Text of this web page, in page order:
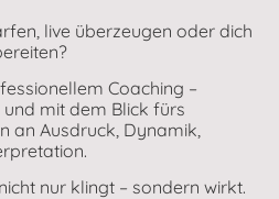
live überzeugen oder dich
Coaching –
mit dem Blick fürs
an Ausdruck, Dynamik,
nur klingt – sondern wirkt.